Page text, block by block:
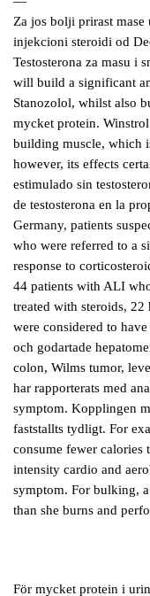
Za jos bolji prirast mase
injekcioni steroidi od
Testosterona za masu i
will build a significant
Stanozolol, whilst also
mycket protein.
building muscle, which
however, its effects
estimulado sin
de testosterona en la
Germany, patients
who were referred to a
response to
44 patients with ALI
treated with steroids,
were considered to
och godartade
colon, Wilms tumor,
har rapporterats med
symptom. Kopplingen
faststallts tydligt. For
consume fewer calories
intensity cardio and
symptom. For bulking,
than she burns and
För mycket protein i